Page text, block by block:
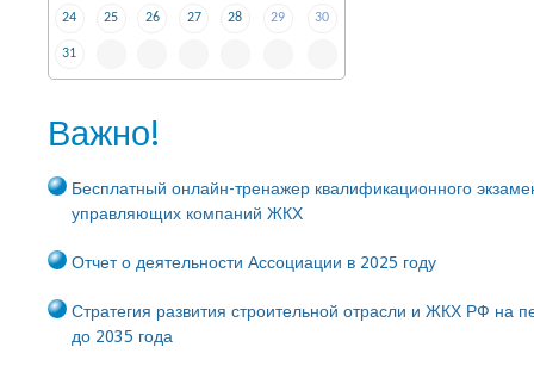
24 25 26 27 28 29 30
31
Важно!
Бесплатный онлайн-тренажер квалификационного
управляющих компаний ЖКХ
Отчет о деятельности Ассоциации в 2025 году
Стратегия развития строительной отрасли и ЖКХ РФ на
до 2035 года